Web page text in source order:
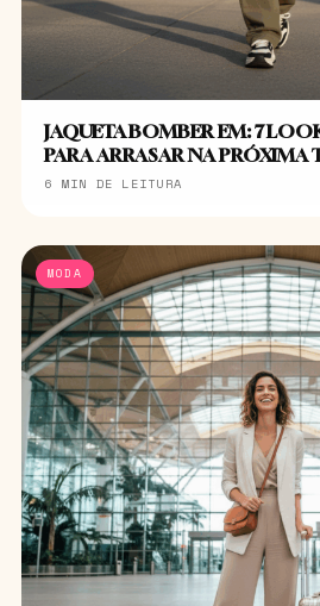
JAQUETA BOMBER EM: 7
PARA ARRASAR NA PRÓXIMA
6 MIN DE LEITURA
MODA